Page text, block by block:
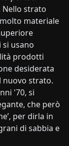
strato
materiale
usano
prodotti
desiderata
nuovo strato.
'70, si
che però
per dirla in
di sabbia e